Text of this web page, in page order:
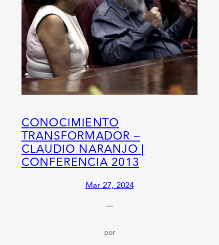
CONOCIMIENTO
TRANSFORMADOR –
CLAUDIO NARANJO |
CONFERENCIA 2013
Mar 27, 2024
—
por